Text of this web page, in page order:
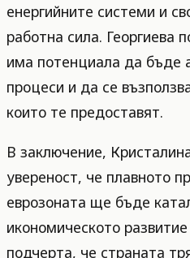
енергийните системи и
работна сила. Георгиева
има потенциала да бъде
процеси и да се
които те предоставят.
В заключение,
увереност, че плавното
еврозоната ще бъде
икономическото
подчерта, че страната